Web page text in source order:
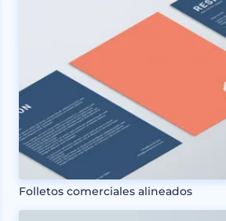
Folletos comerciales alineados